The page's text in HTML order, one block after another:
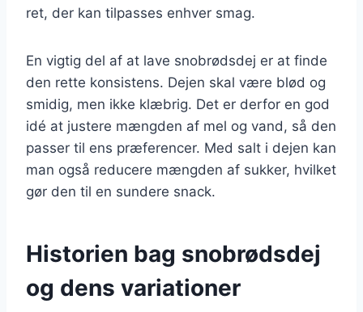
ret, der kan tilpasses enhver smag.
En vigtig del af at lave snobrødsdej er at finde
den rette konsistens. Dejen skal være blød og
smidig, men ikke klæbrig. Det er derfor en god
idé at justere mængden af mel og vand, så den
passer til ens præferencer. Med salt i dejen kan
man også reducere mængden af sukker, hvilket
gør den til en sundere snack.
Historien bag snobrødsdej
og dens variationer